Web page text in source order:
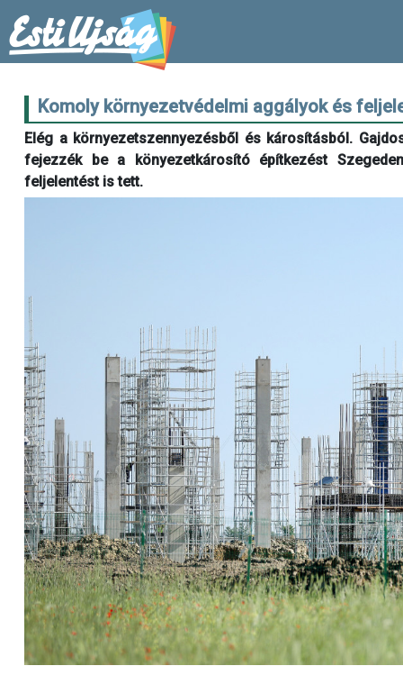
Komoly környezetvédelmi aggályok és
Elég a környezetszennyezésből és károsításból.
fejezzék be a könyezetkárosító építkezést
feljelentést is tett.